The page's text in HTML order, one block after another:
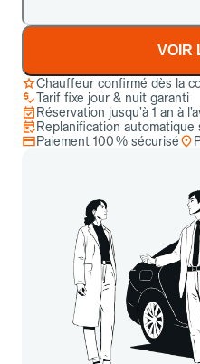
VOIR
Chauffeur confirmé dès la
Tarif fixe jour & nuit garanti
Réservation jusqu’à 1 an à
Replanification
Paiement 100 % sécurisé